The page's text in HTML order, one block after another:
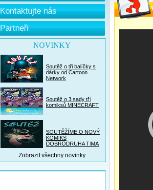
Kontaktujte nás
Partneři
NOVINKY
Soutěž o tři balíčky s
dárky od Cartoon
Network
Soutěž o 3 sady tří
komiksů MINECRAFT
SOUTĚŽÍME O NOVÝ
KOMIKS
DOBRODRUHA TIMA
Zobrazit všechny novinky